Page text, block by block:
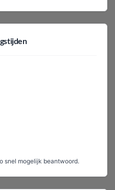
snel mogelijk beantwoord.